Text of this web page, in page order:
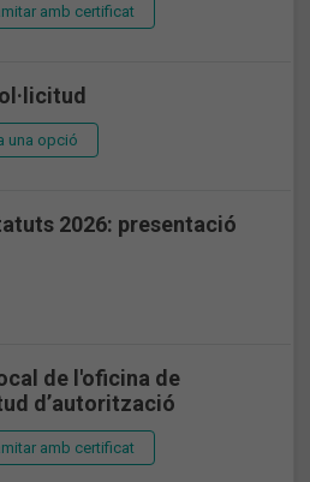
amb certificat
una opció
2026: presentació
de l'oficina de
d’autorització
amb certificat